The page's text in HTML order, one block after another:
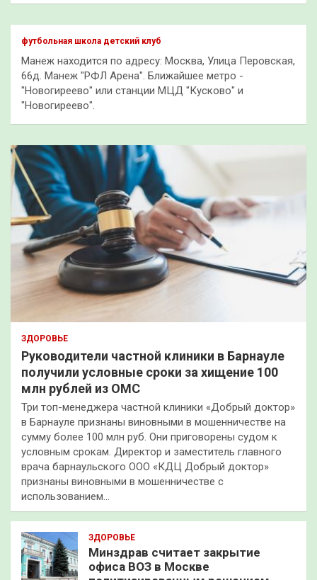
к
футбольная школа детский клуб
Манеж находится по адресу: Москва, Улица Перовская,
66д. Манеж "РФЛ Арена". Ближайшее метро -
"Новогиреево" или станции МЦД "Кусково" и
"Новогиреево".
ЗДОРОВЬЕ
Руководители частной клиники в Барнауле
получили условные сроки за хищение 100
млн рублей из ОМС
Три топ-менеджера частной клиники «Добрый доктор»
в Барнауле признаны виновными в мошенничестве на
сумму более 100 млн руб. Они приговорены судом к
условным срокам. Директор и заместитель главного
врача барнаульского ООО «КДЦ Добрый доктор»
признаны виновными в мошенничестве с
использованием…
ЗДОРОВЬЕ
Минздрав считает закрытие
офиса ВОЗ в Москве